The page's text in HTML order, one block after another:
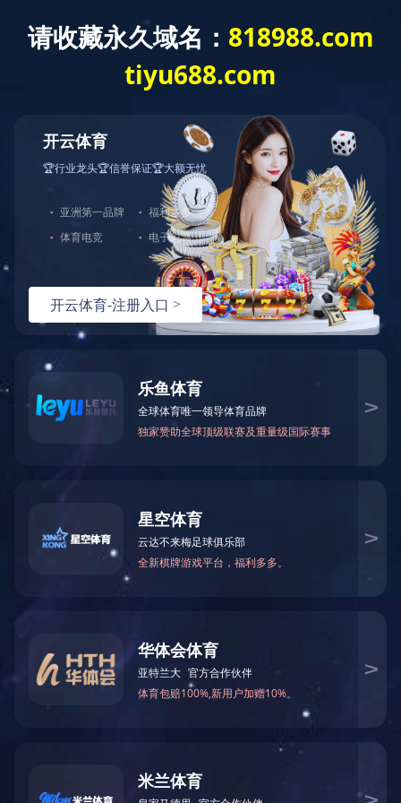
世界杯竞猜网站-世
界杯（中国）
企业概况
工程业绩
世界杯竞猜网站-世
banner
世界杯竞猜网站-世界杯（中国） >工程业绩>大型住宅项目